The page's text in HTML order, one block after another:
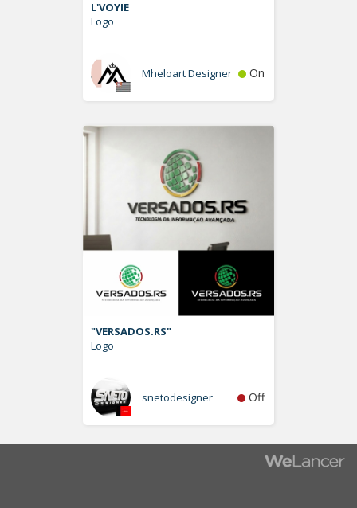
L'VOYIE
Logo
Mheloart Designer On
"VERSADOS.RS"
Logo
snetodesigner Off